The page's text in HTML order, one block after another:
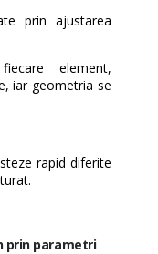
prin ajustarea
element,
iar geometria se
rapid diferite
prin parametri